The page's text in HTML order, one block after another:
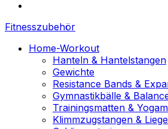
Fitnesszubehör
Home-Workout
Hanteln & Hantelstangen
Gewichte
Resistance Bands &
Gymnastikbälle &
Trainingsmatten &
Klimmzugstangen &